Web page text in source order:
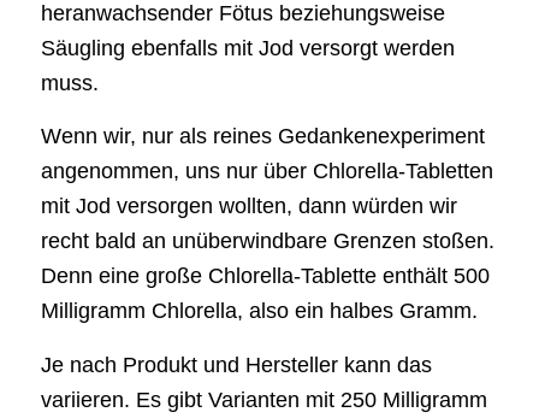
heranwachsender Fötus beziehungsweise
Säugling ebenfalls mit Jod versorgt werden
muss.
Wenn wir, nur als reines Gedankenexperiment
angenommen, uns nur über Chlorella-Tabletten
mit Jod versorgen wollten, dann würden wir
recht bald an unüberwindbare Grenzen stoßen.
Denn eine große Chlorella-Tablette enthält 500
Milligramm Chlorella, also ein halbes Gramm.
Je nach Produkt und Hersteller kann das
variieren. Es gibt Varianten mit 250 Milligramm